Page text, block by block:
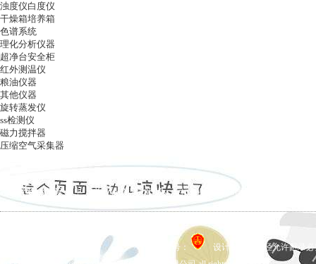
浊度仪白度仪
干燥箱培养箱
色谱系统
理化分析仪器
超净台安全柜
红外测温仪
粮油仪器
其他仪器
旋转蒸发仪
ss检测仪
磁力搅拌器
压缩空气采集器
ag凯发k8国际 | 关于ag凯发k8国际 | ag凯发k8国际的产品展示
备案号：
设计制作，未经允许翻录